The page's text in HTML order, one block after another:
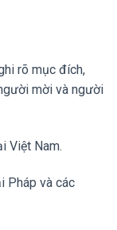
rõ mục đích,
mời và người
Việt Nam.
Pháp và các